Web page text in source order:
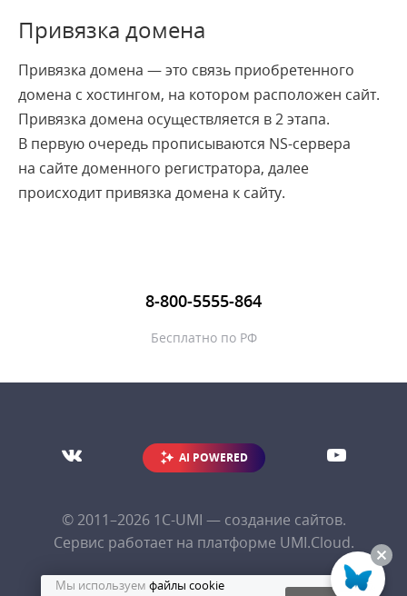
AJAX
API
CMS
CSS
CSV
Привязка домена
Привязка домена — это связь приобретенного
домена с хостингом, на котором расположен сайт.
Привязка домена осуществляется в 2 этапа.
В первую очередь прописываются NS-сервера
на сайте доменного регистратора, далее
происходит привязка домена к сайту.
8-800-5555-864
Бесплатно по РФ
AI POWERED
© 2011–2026 1С-UMI — создание сайтов.
Сервис работает на платформе UMI.Cloud.
Мы используем файлы cookie